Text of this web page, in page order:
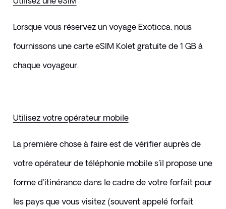
Lorsque vous réservez un voyage Exoticca, nous
fournissons une carte eSIM Kolet gratuite de 1 GB à
chaque voyageur.
Utilisez votre opérateur mobile
La première chose à faire est de vérifier auprès de
votre opérateur de téléphonie mobile s'il propose une
forme d'itinérance dans le cadre de votre forfait pour
les pays que vous visitez (souvent appelé forfait